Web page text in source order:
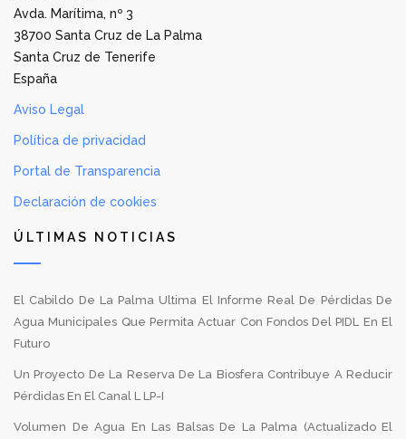
Avda. Marítima, nº 3
38700 Santa Cruz de La Palma
Santa Cruz de Tenerife
España
Aviso Legal
Política de privacidad
Portal de Transparencia
Declaración de cookies
ÚLTIMAS NOTICIAS
El Cabildo De La Palma Ultima El Informe Real De Pérdidas De
Agua Municipales Que Permita Actuar Con Fondos Del PIDL En El
Futuro
Un Proyecto De La Reserva De La Biosfera Contribuye A Reducir
Pérdidas En El Canal L LP-I
Volumen De Agua En Las Balsas De La Palma (Actualizado El